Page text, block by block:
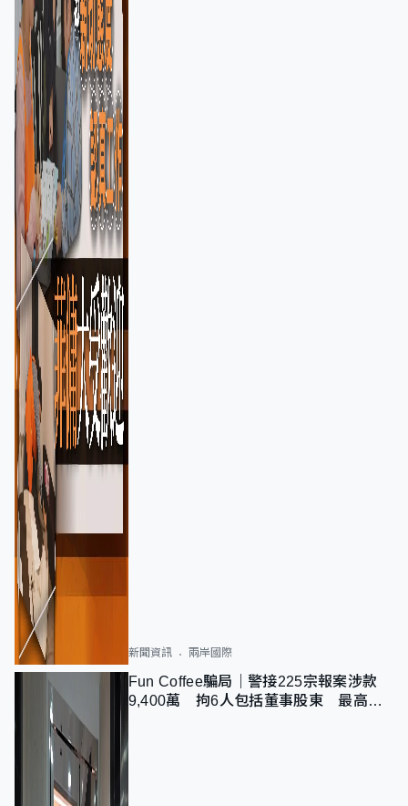
新聞資訊 兩岸國際
Fun Coffee騙局｜警接225宗報案涉款
9,400萬 拘6人包括董事股東 最高金